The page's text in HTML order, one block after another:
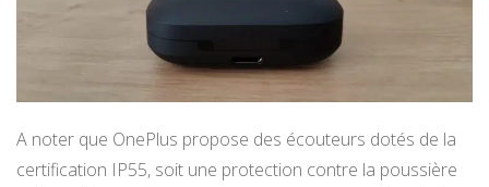
A noter que OnePlus propose des écouteurs dotés de la
certification IP55, soit une protection contre la poussière